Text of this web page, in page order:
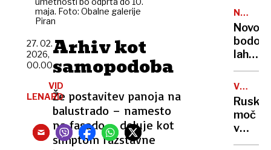
maja. Foto: Obalne galerije
Piran
Arhiv kot
samopodoba
Že postavitev panoja na
balustrado – namesto
na fasado – deluje kot
simptom razstavne
27. 02.
2026,
00.00
VID
LENARD
ozadje
za
selfije
gore,
zaradi
vode
v
kočah
bodo
lahko
že v
VOJNA
V
Ruska
moč
v
Tihem